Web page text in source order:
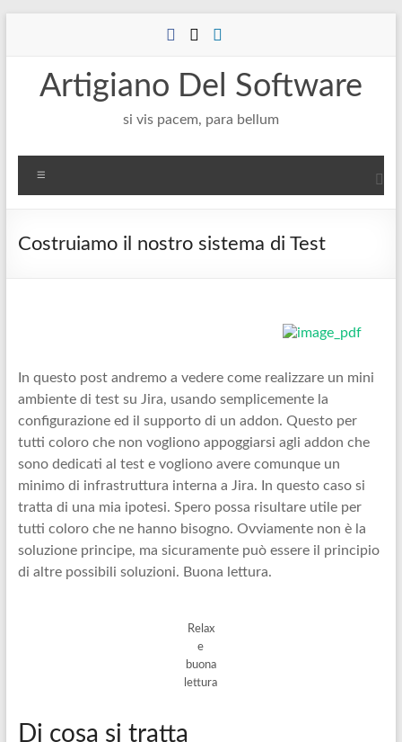
Artigiano Del Software
si vis pacem, para bellum
Costruiamo il nostro sistema di Test
In questo post andremo a vedere come realizzare un mini
ambiente di test su Jira, usando semplicemente la
configurazione ed il supporto di un addon. Questo per
tutti coloro che non vogliono appoggiarsi agli addon che
sono dedicati al test e vogliono avere comunque un
minimo di infrastruttura interna a Jira. In questo caso si
tratta di una mia ipotesi. Spero possa risultare utile per
tutti coloro che ne hanno bisogno. Ovviamente non è la
soluzione principe, ma sicuramente può essere il principio
di altre possibili soluzioni. Buona lettura.
Relax
e
buona
lettura
Di cosa si tratta